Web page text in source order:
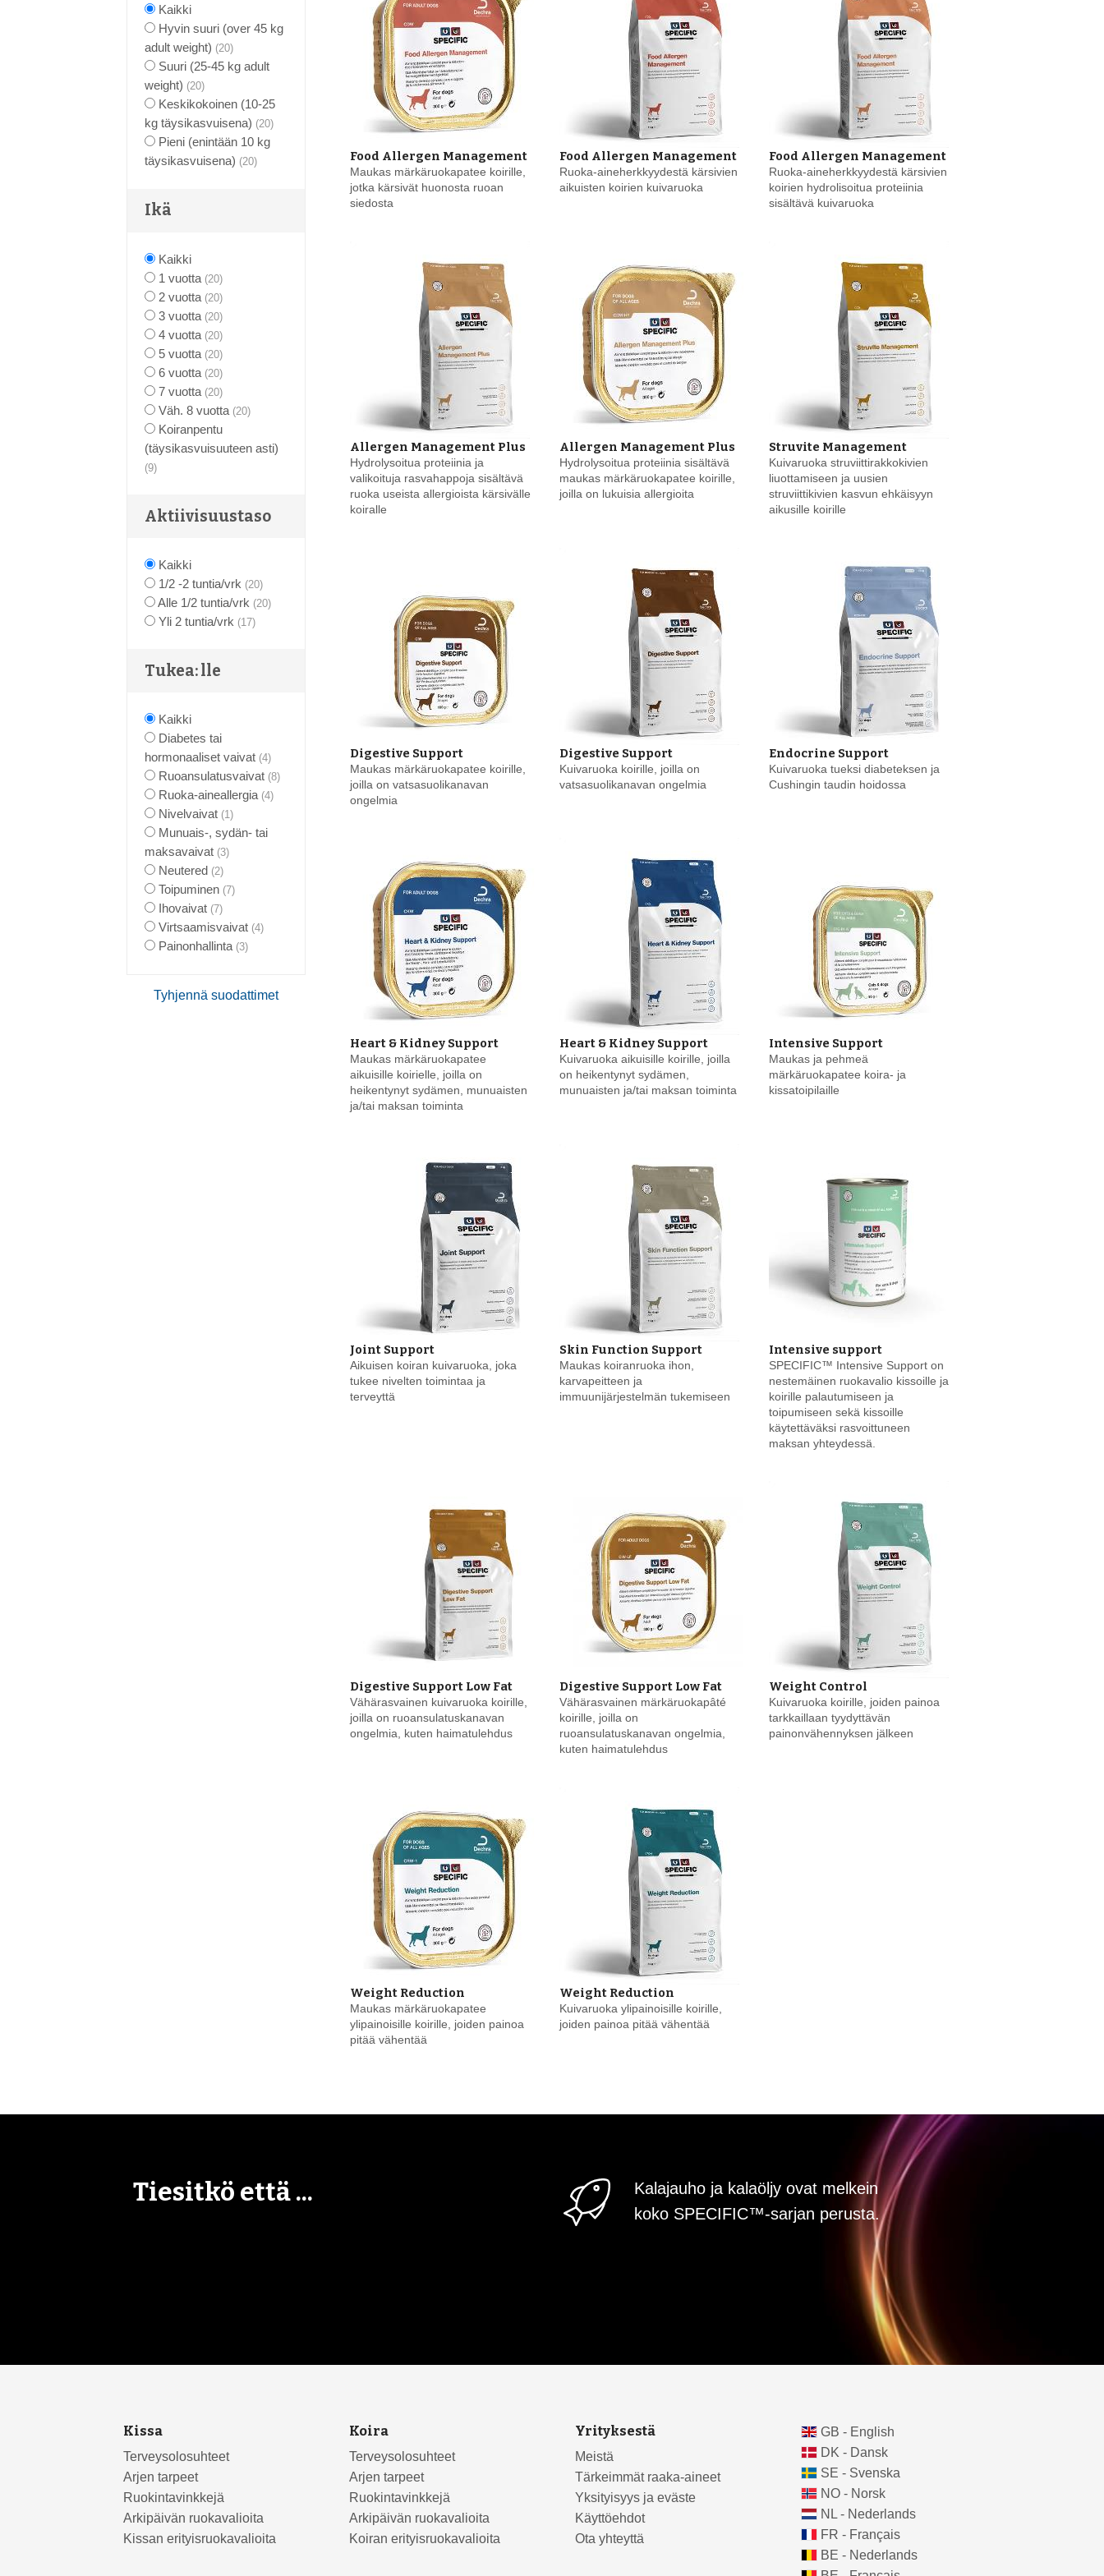
Kaikki
Hyvin suuri (over 45 kg
adult weight) (20)
Suuri (25-45 kg adult
weight) (20)
Keskikokoinen (10-25
kg täysikasvuisena) (20)
Pieni (enintään 10 kg
täysikasvuisena) (20)
Ikä
Kaikki
1 vuotta (20)
2 vuotta (20)
3 vuotta (20)
4 vuotta (20)
5 vuotta (20)
6 vuotta (20)
7 vuotta (20)
Väh. 8 vuotta (20)
Koiranpentu
(täysikasvuisuuteen asti)
(9)
Aktiivisuustaso
Kaikki
1/2 -2 tuntia/vrk (20)
Alle 1/2 tuntia/vrk (20)
Yli 2 tuntia/vrk (17)
Tukea: lle
Kaikki
Diabetes tai
hormonaaliset vaivat (4)
Ruoansulatusvaivat (8)
Ruoka-aineallergia (4)
Nivelvaivat (1)
Munuais-, sydän- tai
maksavaivat (3)
Neutered (2)
Toipuminen (7)
Ihovaivat (7)
Virtsaamisvaivat (4)
Painonhallinta (3)
Tyhjennä suodattimet
Food Allergen Management
Maukas märkäruokapatee koirille,
jotka kärsivät huonosta ruoan
siedosta
Food Allergen Management
Ruoka-aineherkkyydestä kärsivien
aikuisten koirien kuivaruoka
Food Allergen Management
Ruoka-aineherkkyydestä kärsivien
koirien hydrolisoitua proteiinia
sisältävä kuivaruoka
Allergen Management Plus
Hydrolysoitua proteiinia ja
valikoituja rasvahappoja sisältävä
ruoka useista allergioista kärsivälle
koiralle
Allergen Management Plus
Hydrolysoitua proteiinia sisältävä
maukas märkäruokapatee koirille,
joilla on lukuisia allergioita
Struvite Management
Kuivaruoka struviittirakkokivien
liuottamiseen ja uusien
struviittikivien kasvun ehkäisyyn
aikusille koirille
Digestive Support
Maukas märkäruokapatee koirille,
joilla on vatsasuolikanavan
ongelmia
Digestive Support
Kuivaruoka koirille, joilla on
vatsasuolikanavan ongelmia
Endocrine Support
Kuivaruoka tueksi diabeteksen ja
Cushingin taudin hoidossa
Heart & Kidney Support
Maukas märkäruokapatee
aikuisille koirielle, joilla on
heikentynyt sydämen, munuaisten
ja/tai maksan toiminta
Heart & Kidney Support
Kuivaruoka aikuisille koirille, joilla
on heikentynyt sydämen,
munuaisten ja/tai maksan toiminta
Intensive Support
Maukas ja pehmeä
märkäruokapatee koira- ja
kissatoipilaille
Joint Support
Aikuisen koiran kuivaruoka, joka
tukee nivelten toimintaa ja
terveyttä
Skin Function Support
Maukas koiranruoka ihon,
karvapeitteen ja
immuunijärjestelmän tukemiseen
Intensive support
SPECIFIC™ Intensive Support on
nestemäinen ruokavalio kissoille ja
koirille palautumiseen ja
toipumiseen sekä kissoille
käytettäväksi rasvoittuneen
maksan yhteydessä.
Digestive Support Low Fat
Vähärasvainen kuivaruoka koirille,
joilla on ruoansulatuskanavan
ongelmia, kuten haimatulehdus
Digestive Support Low Fat
Vähärasvainen märkäruokapâté
koirille, joilla on
ruoansulatuskanavan ongelmia,
kuten haimatulehdus
Weight Control
Kuivaruoka koirille, joiden painoa
tarkkaillaan tyydyttävän
painonvähennyksen jälkeen
Weight Reduction
Maukas märkäruokapatee
ylipainoisille koirille, joiden painoa
pitää vähentää
Weight Reduction
Kuivaruoka ylipainoisille koirille,
joiden painoa pitää vähentää
Tiesitkö että ...
Kalajauho ja kalaöljy ovat melkein
koko SPECIFIC™-sarjan perusta.
Kissa
Terveysolosuhteet
Arjen tarpeet
Ruokintavinkkejä
Arkipäivän ruokavalioita
Kissan erityisruokavalioita
Koira
Terveysolosuhteet
Arjen tarpeet
Ruokintavinkkejä
Arkipäivän ruokavalioita
Koiran erityisruokavalioita
Yrityksestä
Meistä
Tärkeimmät raaka-aineet
Yksityisyys ja eväste
Käyttöehdot
Ota yhteyttä
GB - English
DK - Dansk
SE - Svenska
NO - Norsk
NL - Nederlands
FR - Français
BE - Nederlands